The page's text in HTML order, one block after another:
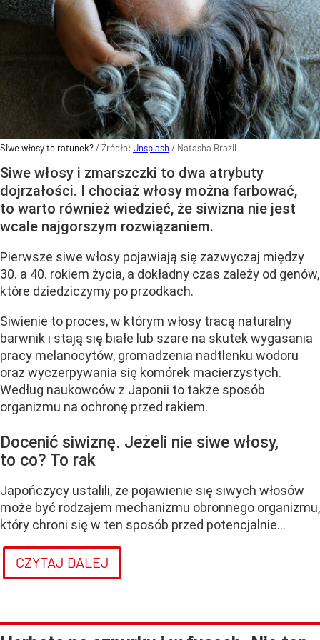
Siwe włosy to ratunek?/ Źródło: Unsplash / Natasha Brazil
Siwe włosy i zmarszczki to dwa atrybuty
dojrzałości. I chociaż włosy można farbować,
to warto również wiedzieć, że siwizna nie jest
wcale najgorszym rozwiązaniem.
Pierwsze siwe włosy pojawiają się zazwyczaj między
30. a 40. rokiem życia, a dokładny czas zależy od genów,
które dziedziczymy po przodkach.
Siwienie to proces, w którym włosy tracą naturalny
barwnik i stają się białe lub szare na skutek wygasania
pracy melanocytów, gromadzenia nadtlenku wodoru
oraz wyczerpywania się komórek macierzystych.
Według naukowców z Japonii to także sposób
organizmu na ochronę przed rakiem.
Docenić siwiznę. Jeżeli nie siwe włosy,
to co? To rak
Japończycy ustalili, że pojawienie się siwych włosów
może być rodzajem mechanizmu obronnego organizmu,
który chroni się w ten sposób przed potencjalnie...
CZYTAJ DALEJ